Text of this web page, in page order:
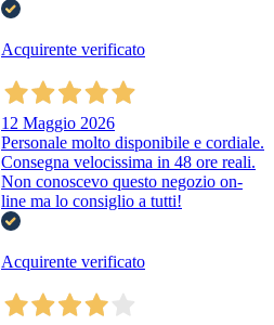
Acquirente verificato
12 Maggio 2026
Personale molto disponibile e cordiale.
Consegna velocissima in 48 ore reali.
Non conoscevo questo negozio on-
line ma lo consiglio a tutti!
Acquirente verificato